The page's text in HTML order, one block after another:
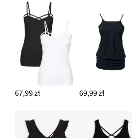
124,99 zł
DODAJ DO KOSZYKA
67,99 zł 69,99 zł